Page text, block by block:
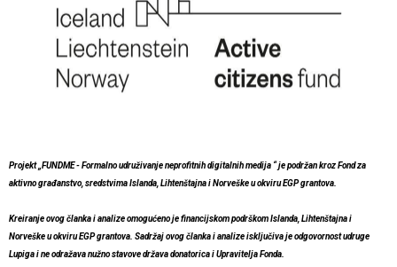
Projekt „FUNDME - Formalno udruživanje neprofitnih digitalnih medija “ je podržan kroz Fond za
aktivno građanstvo, sredstvima Islanda, Lihtenštajna i Norveške u okviru EGP grantova.
Kreiranje ovog članka i analize omogućeno je financijskom podrškom Islanda, Lihtenštajna i
Norveške u okviru EGP grantova. Sadržaj ovog članka i analize isključiva je odgovornost udruge
Lupiga i ne odražava nužno stavove država donatorica i Upravitelja Fonda.